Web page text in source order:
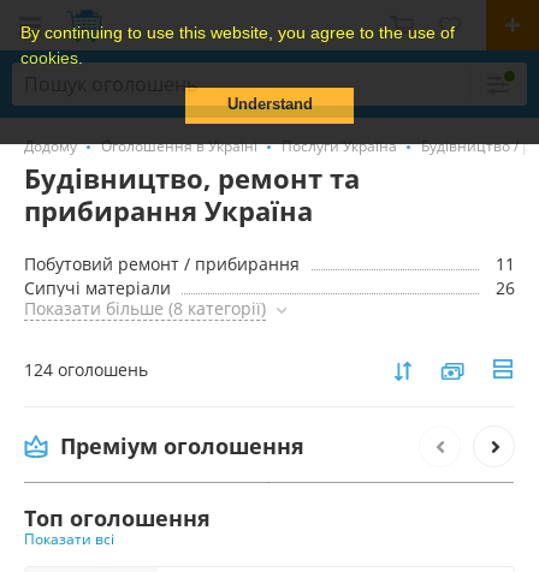
By continuing to use this website, you agree to the use of
cookies.
Understand
Додому Оголошення в Україні Послуги Україна Будівництво /
Будівництво, ремонт та
прибирання Україна
Побутовий ремонт / прибирання
11
Сипучі матеріали
26
Показати більше (8 категорії)
124 оголошень
Преміум оголошення
Услуги по вывозу мебели Киев, утилизация
1 000 грн.
Топ оголошення
Показати всі